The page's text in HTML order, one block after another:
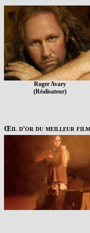
Roger Avary
(Réalisateur)
Œil d'or du meilleur film